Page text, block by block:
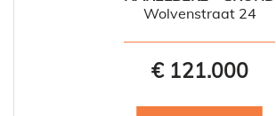
Wolvenstraat 24
€ 121.000